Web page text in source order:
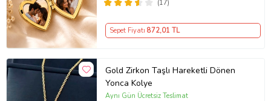
(17)
Sepet Fiyatı 872,01 TL
Gold Zirkon Taşlı Hareketli Dönen
Yonca Kolye
Aynı Gün Ücretsiz Teslimat